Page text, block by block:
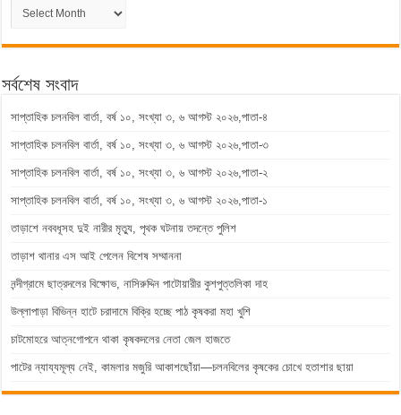
সংবাদ
সর্বশেষ সংবাদ
সাপ্তাহিক চলনবিল বার্তা, বর্ষ ১০, সংখ্যা ৩, ৬ আগস্ট ২০২৬,পাতা-৪
সাপ্তাহিক চলনবিল বার্তা, বর্ষ ১০, সংখ্যা ৩, ৬ আগস্ট ২০২৬,পাতা-৩
সাপ্তাহিক চলনবিল বার্তা, বর্ষ ১০, সংখ্যা ৩, ৬ আগস্ট ২০২৬,পাতা-২
সাপ্তাহিক চলনবিল বার্তা, বর্ষ ১০, সংখ্যা ৩, ৬ আগস্ট ২০২৬,পাতা-১
তাড়াশে নববধূসহ দুই নারীর মৃত্যু, পৃথক ঘটনায় তদন্তে পুলিশ
তাড়াশ থানার এস আই পেলেন বিশেষ সম্মাননা
নন্দীগ্রামে ছাত্রদলের বিক্ষোভ, নাসিরুদ্দিন পাটোয়ারীর কুশপুত্তলিকা দাহ
উল্লাপাড়া বিভিন্ন হাটে চরাদামে বিক্রি হচ্ছে পাঠ কৃষকরা মহা খুশি
চাটমোহরে আত্নগোপনে থাকা কৃষকদলের নেতা জেল হাজতে
পাটের ন্যায্যমূল্য নেই, কামলার মজুরি আকাশছোঁয়া—চলনবিলের কৃষকের চোখে হতাশার ছায়া